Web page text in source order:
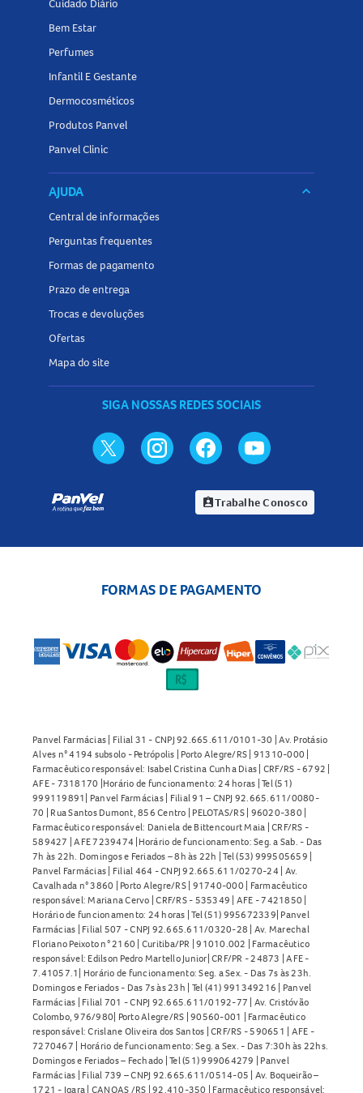
Cuidado Diário
Bem Estar
Perfumes
Infantil E Gestante
Dermocosméticos
Produtos Panvel
Panvel Clinic
AJUDA keyboard_arrow_down
Central de informações
Perguntas frequentes
Formas de pagamento
Prazo de entrega
Trocas e devoluções
Ofertas
Mapa do site
SIGA NOSSAS REDES SOCIAIS
assignment_indTrabalhe Conosco
FORMAS DE PAGAMENTO
Panvel Farmácias | Filial 31 - CNPJ 92.665.611/0101-30 | Av. Protásio
Alves n° 4194 subsolo - Petrópolis | Porto Alegre/RS | 91310-000 |
Farmacêutico responsável: Isabel Cristina Cunha Dias | CRF/RS - 6792 |
AFE - 7318170 |Horário de funcionamento: 24 horas | Tel (51)
999119891| Panvel Farmácias | Filial 91 – CNPJ 92.665.611/0080-
70 | Rua Santos Dumont, 856 Centro | PELOTAS/RS | 96020-380 |
Farmacêutico responsável: Daniela de Bittencourt Maia | CRF/RS -
589427 | AFE 7239474 |Horário de funcionamento: Seg. a Sab. - Das
7h às 22h. Domingos e Feriados – 8h às 22h | Tel (53) 999505659 |
Panvel Farmácias | Filial 464 - CNPJ 92.665.611/0270-24 | Av.
Cavalhada n° 3860 | Porto Alegre/RS | 91740-000 | Farmacêutico
responsável: Mariana Cervo | CRF/RS - 535349 | AFE - 7421850 |
Horário de funcionamento: 24 horas | Tel (51) 995672339| Panvel
Farmácias | Filial 507 - CNPJ 92.665.611/0320-28 | Av. Marechal
Floriano Peixoto n° 2160 | Curitiba/PR | 91010.002 | Farmacêutico
responsável: Edilson Pedro Martello Junior| CRF/PR - 24873 | AFE -
7.41057.1| Horário de funcionamento: Seg. a Sex. - Das 7s às 23h.
Domingos e Feriados - Das 7s às 23h | Tel (41) 991349216 | Panvel
Farmácias | Filial 701 - CNPJ 92.665.611/0192-77 | Av. Cristóvão
Colombo, 976/980| Porto Alegre/RS | 90560-001 | Farmacêutico
responsável: Crislane Oliveira dos Santos | CRF/RS - 590651 | AFE -
7270467 | Horário de funcionamento: Seg. a Sex. - Das 7:30h às 22hs.
Domingos e Feriados – Fechado | Tel (51) 999064279 | Panvel
Farmácias | Filial 739 – CNPJ 92.665.611/0514-05 | Av. Boqueirão –
1721 - Igara | CANOAS /RS | 92.410-350 | Farmacêutico responsável: